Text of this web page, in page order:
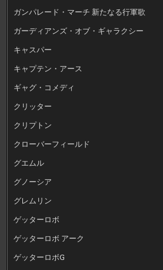
ガンパレード・マーチ 新たなる行軍歌
ガーディアンズ・オブ・ギャラクシー
キャスパー
キャプテン・アース
ギャグ・コメディ
クリッター
クリプトン
クローバーフィールド
グエムル
グノーシア
グレムリン
ゲッターロボ
ゲッターロボ アーク
ゲッターロボG